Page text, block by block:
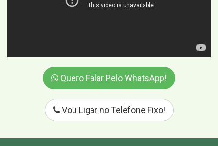
Quero Falar Pelo WhatsApp!
Vou Ligar no Telefone Fixo!